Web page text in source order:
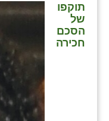
תוקפו
של
הסכם
חכירה